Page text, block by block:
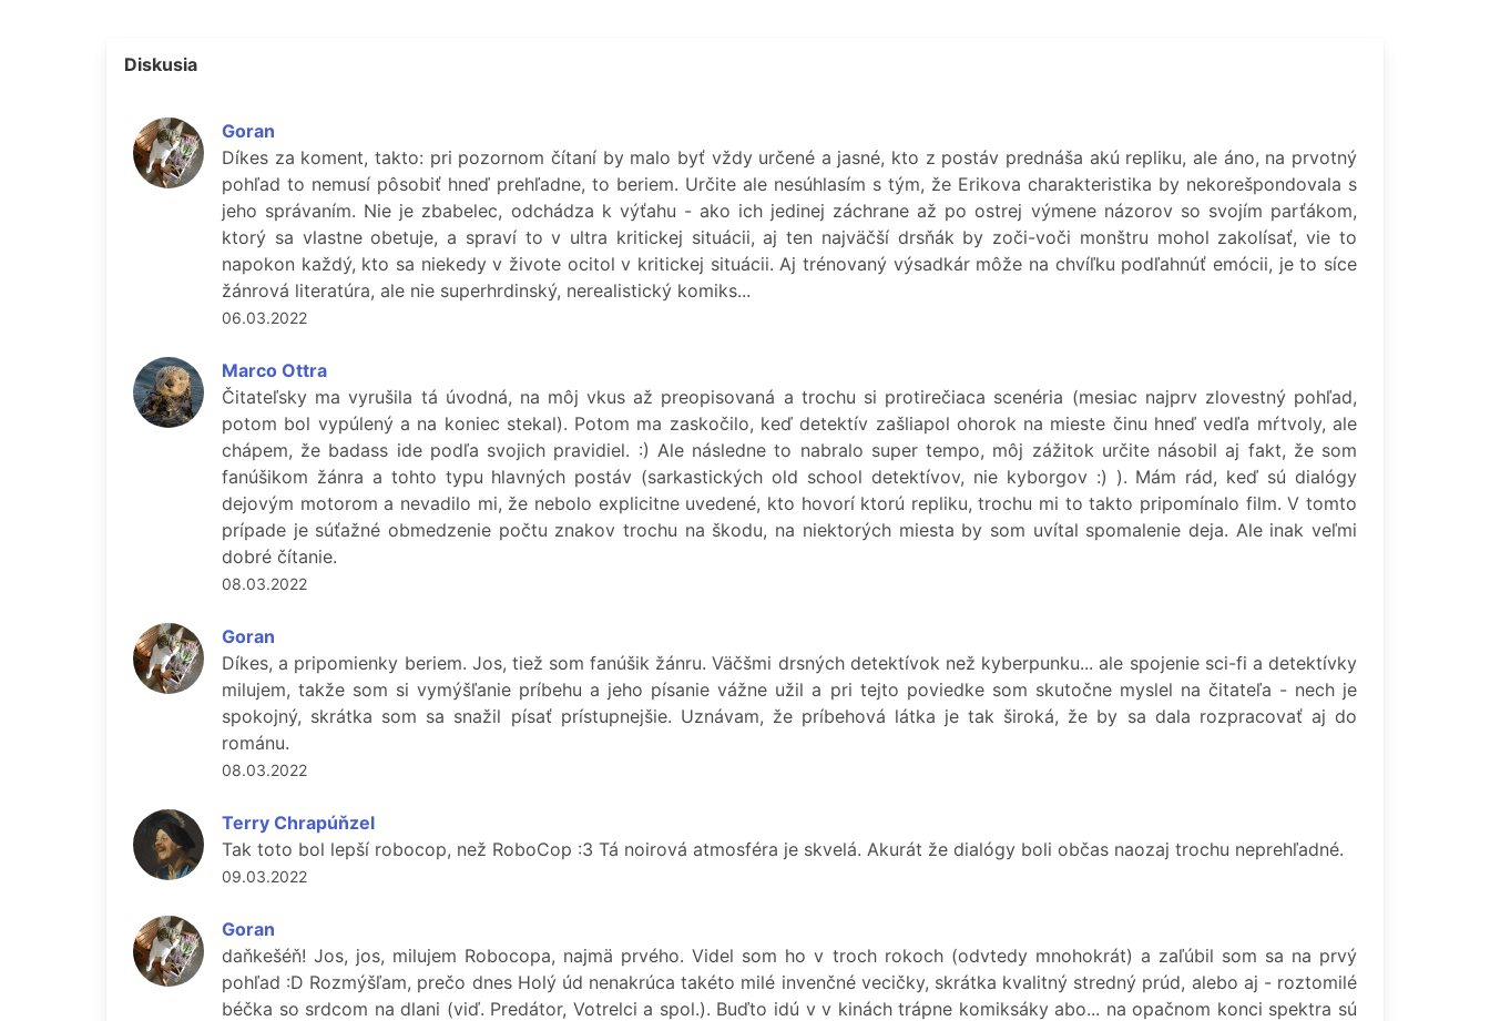
Diskusia
Goran
Díkes za koment, takto: pri pozornom čítaní by malo byť vždy určené a jasné, kto z postáv prednáša akú repliku, ale áno, na prvotný
pohľad to nemusí pôsobiť hneď prehľadne, to beriem. Určite ale nesúhlasím s tým, že Erikova charakteristika by nekorešpondovala s
jeho správaním. Nie je zbabelec, odchádza k výťahu - ako ich jedinej záchrane až po ostrej výmene názorov so svojím parťákom,
ktorý sa vlastne obetuje, a spraví to v ultra kritickej situácii, aj ten najväčší drsňák by zoči-voči monštru mohol zakolísať, vie to
napokon každý, kto sa niekedy v živote ocitol v kritickej situácii. Aj trénovaný výsadkár môže na chvíľku podľahnúť emócii, je to síce
žánrová literatúra, ale nie superhrdinský, nerealistický komiks...
06.03.2022
Marco Ottra
Čitateľsky ma vyrušila tá úvodná, na môj vkus až preopisovaná a trochu si protirečiaca scenéria (mesiac najprv zlovestný pohľad,
potom bol vypúlený a na koniec stekal). Potom ma zaskočilo, keď detektív zašliapol ohorok na mieste činu hneď vedľa mŕtvoly, ale
chápem, že badass ide podľa svojich pravidiel. :) Ale následne to nabralo super tempo, môj zážitok určite násobil aj fakt, že som
fanúšikom žánra a tohto typu hlavných postáv (sarkastických old school detektívov, nie kyborgov :) ). Mám rád, keď sú dialógy
dejovým motorom a nevadilo mi, že nebolo explicitne uvedené, kto hovorí ktorú repliku, trochu mi to takto pripomínalo film. V tomto
prípade je súťažné obmedzenie počtu znakov trochu na škodu, na niektorých miesta by som uvítal spomalenie deja. Ale inak veľmi
dobré čítanie.
08.03.2022
Goran
Díkes, a pripomienky beriem. Jos, tiež som fanúšik žánru. Väčšmi drsných detektívok než kyberpunku... ale spojenie sci-fi a detektívky
milujem, takže som si vymýšľanie príbehu a jeho písanie vážne užil a pri tejto poviedke som skutočne myslel na čitateľa - nech je
spokojný, skrátka som sa snažil písať prístupnejšie. Uznávam, že príbehová látka je tak široká, že by sa dala rozpracovať aj do
románu.
08.03.2022
Terry Chrapúňzel
Tak toto bol lepší robocop, než RoboCop :3 Tá noirová atmosféra je skvelá. Akurát že dialógy boli občas naozaj trochu neprehľadné.
09.03.2022
Goran
daňkešéň! Jos, jos, milujem Robocopa, najmä prvého. Videl som ho v troch rokoch (odvtedy mnohokrát) a zaľúbil som sa na prvý
pohľad :D Rozmýšľam, prečo dnes Holý úd nenakrúca takéto milé invenčné vecičky, skrátka kvalitný stredný prúd, alebo aj - roztomilé
béčka so srdcom na dlani (viď. Predátor, Votrelci a spol.). Buďto idú v v kinách trápne komiksáky abo... na opačnom konci spektra sú